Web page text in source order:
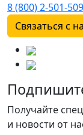
8 (800) 2-501-509
Связаться с
Получайте
и новости от